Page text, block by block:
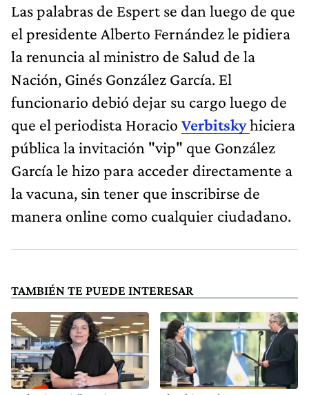
Las palabras de Espert se dan luego de que
el presidente Alberto Fernández le pidiera
la renuncia al ministro de Salud de la
Nación, Ginés González García. El
funcionario debió dejar su cargo luego de
que el periodista Horacio Verbitskyhiciera
pública la invitación "vip" que González
García le hizo para acceder directamente a
la vacuna, sin tener que inscribirse de
manera online como cualquier ciudadano.
TAMBIÉN TE PUEDE INTERESAR